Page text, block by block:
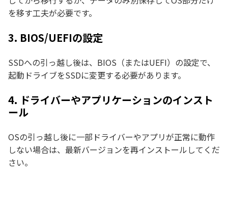
を移す工夫が必要です。
3. BIOS/UEFIの設定
SSDへの引っ越し後は、BIOS（またはUEFI）の設定で、
起動ドライブをSSDに変更する必要があります。
4. ドライバーやアプリケーションのインスト
ール
OSの引っ越し後に一部ドライバーやアプリが正常に動作
しない場合は、最新バージョンを再インストールしてくだ
さい。